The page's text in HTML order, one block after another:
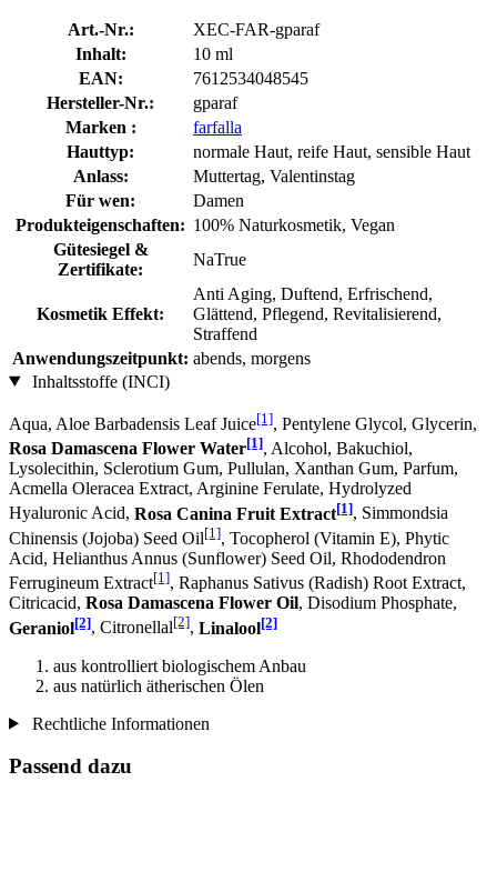
Art.-Nr.:
XEC-FAR-gparaf
Inhalt:
10 ml
EAN:
7612534048545
Hersteller-Nr.:
gparaf
Marken :
farfalla
Hauttyp:
normale Haut, reife Haut, sensible Haut
Anlass:
Muttertag, Valentinstag
Für wen:
Damen
Produkteigenschaften: 100% Naturkosmetik, Vegan
Gütesiegel &
Zertifikate:
NaTrue
Kosmetik Effekt:
Anti Aging, Duftend, Erfrischend,
Glättend, Pflegend, Revitalisierend,
Straffend
Anwendungszeitpunkt: abends, morgens
Inhaltsstoffe (INCI)
Aqua, Aloe Barbadensis Leaf Juice[1], Pentylene Glycol, Glycerin,
Rosa Damascena Flower Water[1], Alcohol, Bakuchiol,
Lysolecithin, Sclerotium Gum, Pullulan, Xanthan Gum, Parfum,
Acmella Oleracea Extract, Arginine Ferulate, Hydrolyzed
Hyaluronic Acid, Rosa Canina Fruit Extract[1], Simmondsia
Chinensis (Jojoba) Seed Oil[1], Tocopherol (Vitamin E), Phytic
Acid, Helianthus Annus (Sunflower) Seed Oil, Rhododendron
Ferrugineum Extract[1], Raphanus Sativus (Radish) Root Extract,
Citricacid, Rosa Damascena Flower Oil, Disodium Phosphate,
Geraniol[2], Citronellal[2], Linalool[2]
aus kontrolliert biologischem Anbau
aus natürlich ätherischen Ölen
Rechtliche Informationen
Passend dazu